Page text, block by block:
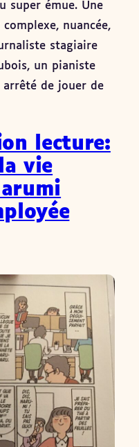
super émue. Une
nuancée,
stagiaire
un pianiste
arrêté de jouer de
lecture:
vie